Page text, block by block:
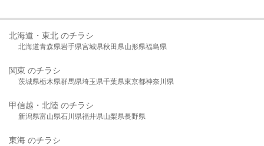
北海道・東北 のチラシ
北海道青森県岩手県宮城県秋田県山形県福島県
関東 のチラシ
茨城県栃木県群馬県埼玉県千葉県東京都神奈川県
甲信越・北陸 のチラシ
新潟県富山県石川県福井県山梨県長野県
東海 のチラシ